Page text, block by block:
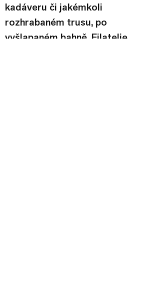
kadáveru či jakémkoli
rozhrabaném trusu, po
vyšlapaném bahně. Filatelie